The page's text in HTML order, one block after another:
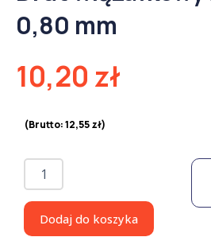
0,80 mm
10,20 zł
(Brutto:12,55zł)
ilość
Drut
żarzony
fi
Dodaj do koszyka